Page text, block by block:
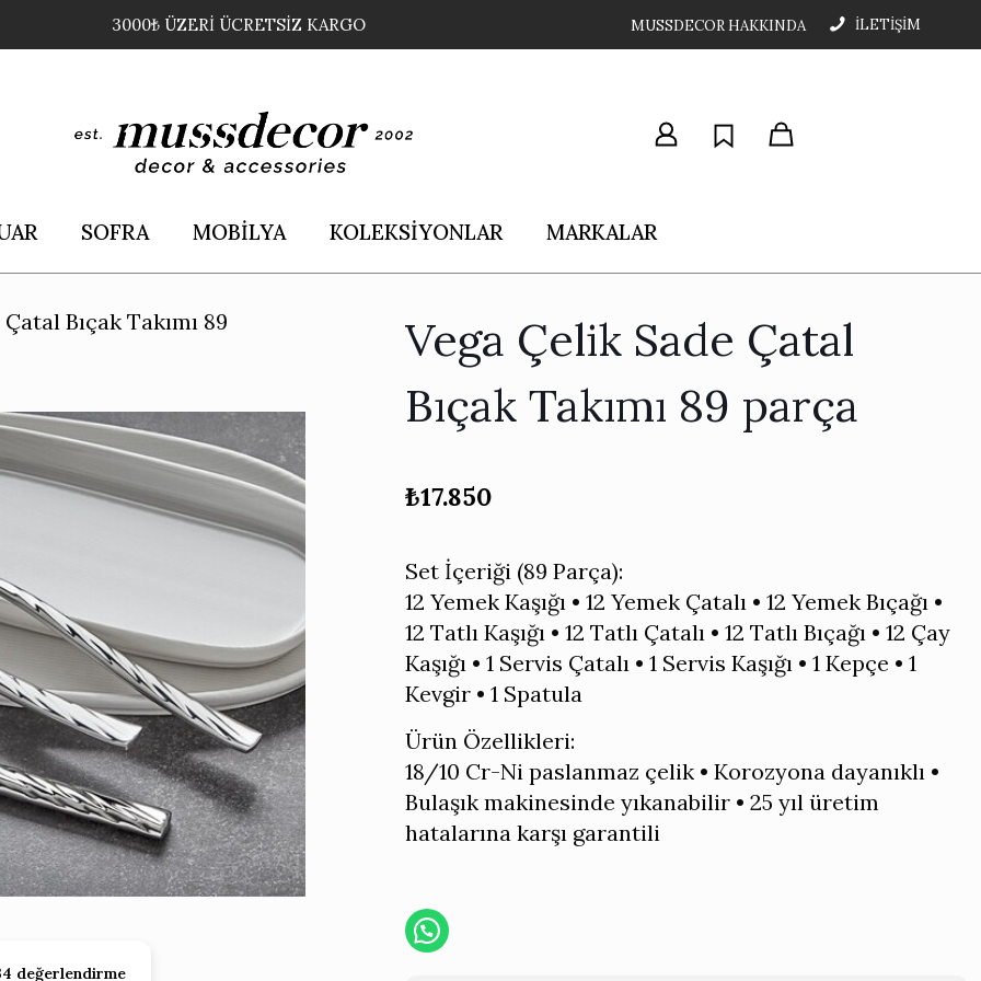
3000₺ ÜZERİ ÜCRETSİZ KARGO MUSSDECOR HAKKINDA İLETİŞİM
SOFRA MOBİLYA KOLEKSİYONLAR MARKALAR
Bıçak Takımı 89
değerlendirme
Vega Çelik Sade Çatal
Bıçak Takımı 89 parça
₺17.850
Set İçeriği (89 Parça):
12 Yemek Kaşığı • 12 Yemek Çatalı • 12 Yemek Bıçağı •
12 Tatlı Kaşığı • 12 Tatlı Çatalı • 12 Tatlı Bıçağı • 12 Çay
Kaşığı • 1 Servis Çatalı • 1 Servis Kaşığı • 1 Kepçe • 1
Kevgir • 1 Spatula
Ürün Özellikleri:
18/10 Cr-Ni paslanmaz çelik • Korozyona dayanıklı •
Bulaşık makinesinde yıkanabilir • 25 yıl üretim
hatalarına karşı garantili